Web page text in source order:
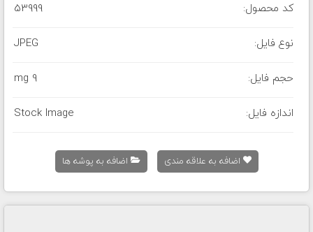
کد محصول: 53999
نوع فایل: JPEG
حجم فایل: 9 mg
اندازه فایل: Stock Image
اضافه به علاقه مندی اضافه به پوشه ها